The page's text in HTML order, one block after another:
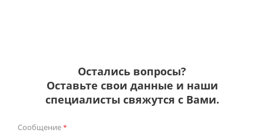
Остались вопросы?
Оставьте свои данные и наши
специалисты свяжутся с Вами.
Сообщение*